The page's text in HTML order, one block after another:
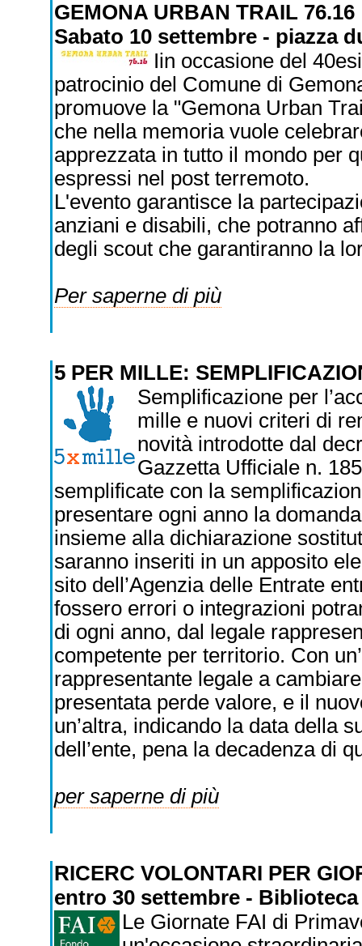
GEMONA URBAN TRAIL 76.16
Sabato 10 settembre - piazza
Iin occasione del
patrocinio del Comune di
promuove la "Gemona Urban
che nella memoria vuole
apprezzata in tutto il mondo per
espressi nel post terremoto.
L'evento garantisce la
anziani e disabili, che potranno
degli scout che garantiranno la
Per saperne di più
5 PER MILLE:
Semplificazione per
mille e nuovi criteri di
novità introdotte dal
Gazzetta Ufficiale n.
semplificate con la
presentare ogni anno la
insieme alla dichiarazione
saranno inseriti in un apposito
sito dell’Agenzia delle Entrate
fossero errori o integrazioni
di ogni anno, dal legale
competente per territorio. Con
rappresentante legale a
presentata perde valore, e il
un’altra, indicando la data della
dell’ente, pena la decadenza di
per saperne di più
RICERC VOLONTARI PER
entro 30 settembre -
Le Giornate FAI di